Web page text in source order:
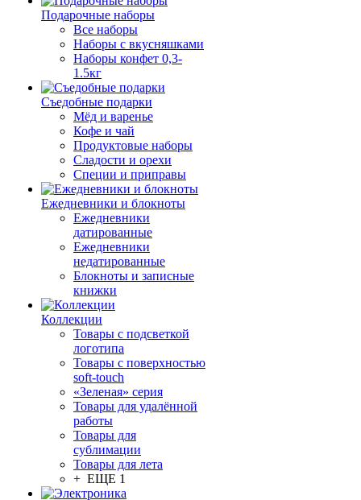
Подарочные наборы
Все наборы
Наборы с вкусняшками
Наборы конфет 0,3-
1.5кг
Съедобные подарки
Мёд и варенье
Кофе и чай
Продуктовые наборы
Сладости и орехи
Специи и приправы
Ежедневники и блокноты
Ежедневники
датированные
Ежедневники
недатированные
Блокноты и записные
книжки
Коллекции
Товары с подсветкой
логотипа
Товары с поверхностью
soft-touch
«Зеленая» серия
Товары для удалённой
работы
Товары для
сублимации
Товары для лета
+ ЕЩЕ 1